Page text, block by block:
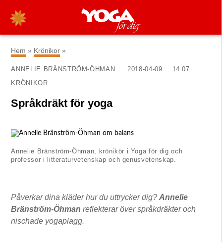
Hem » Krönikor »
ANNELIE BRÄNSTRÖM-ÖHMAN 2018-04-09
14:07
KRÖNIKOR
Språkdräkt för yoga
Annelie Bränström-Öhman, krönikör i Yoga för dig och
professor i litteraturvetenskap och genusvetenskap.
Påverkar dina kläder hur du uttrycker dig?Annelie
Bränström-Öhman reflekterar över språkdräkter och
nischade yogaplagg.